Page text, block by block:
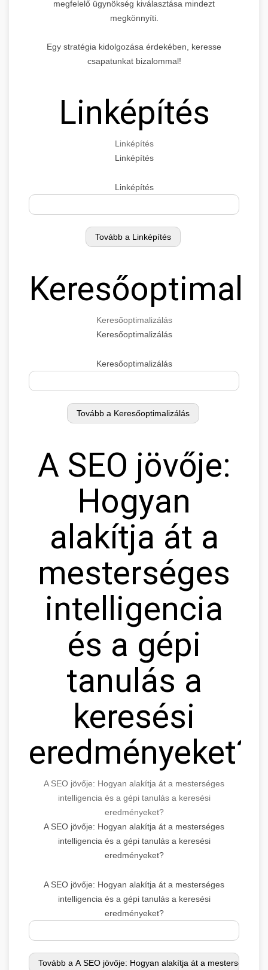
megfelelő ügynökség kiválasztása mindezt
megkönnyíti.
Egy stratégia kidolgozása érdekében, keresse
csapatunkat bizalommal!
Linképítés
Linképítés
Linképítés
Linképítés
Keresőoptimalizálás
Keresőoptimalizálás
Keresőoptimalizálás
A SEO jövője:
Hogyan
alakítja át a
mesterséges
intelligencia
és a gépi
tanulás a
keresési
eredményeket?
A SEO jövője: Hogyan alakítja át a mesterséges
intelligencia és a gépi tanulás a keresési
eredményeket?
A SEO jövője: Hogyan alakítja át a mesterséges
intelligencia és a gépi tanulás a keresési
eredményeket?
A SEO jövője: Hogyan alakítja át a mesterséges
intelligencia és a gépi tanulás a keresési
eredményeket?